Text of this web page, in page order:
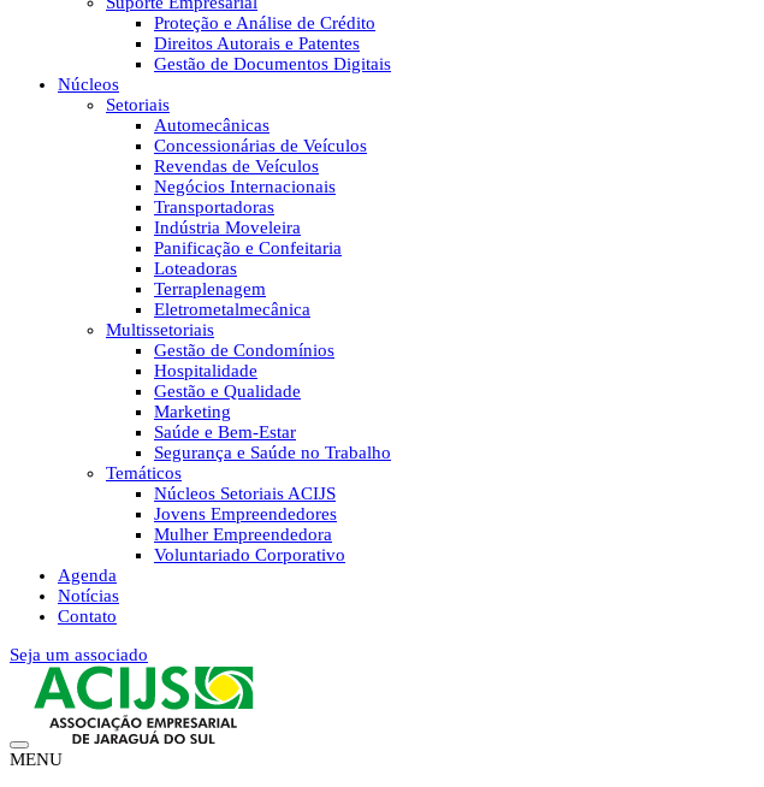
Proteção e Análise de Crédito
Direitos Autorais e Patentes
Gestão de Documentos Digitais
Núcleos
Setoriais
Automecânicas
Concessionárias de Veículos
Revendas de Veículos
Negócios Internacionais
Transportadoras
Indústria Moveleira
Panificação e Confeitaria
Loteadoras
Terraplenagem
Eletrometalmecânica
Multissetoriais
Gestão de Condomínios
Hospitalidade
Gestão e Qualidade
Marketing
Saúde e Bem-Estar
Segurança e Saúde no Trabalho
Temáticos
Núcleos Setoriais ACIJS
Jovens Empreendedores
Mulher Empreendedora
Voluntariado Corporativo
Agenda
Notícias
Contato
Seja um associado
MENU